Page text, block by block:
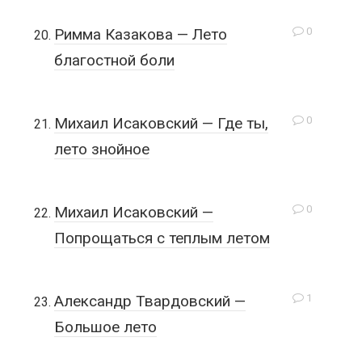
0
Римма Казакова — Лето
благостной боли
0
Михаил Исаковский — Где ты,
лето знойное
0
Михаил Исаковский —
Попрощаться с теплым летом
1
Александр Твардовский —
Большое лето